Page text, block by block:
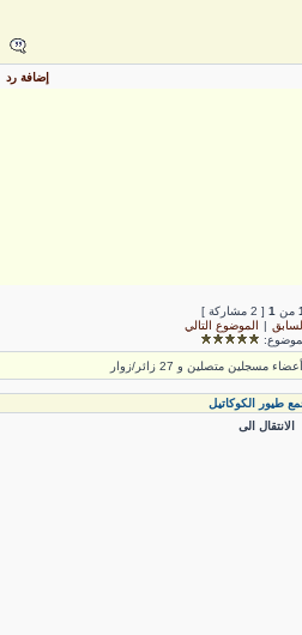
إضافة رد
من [ 2 مشاركة ]
| الموضوع التالي
متصلين و 27 زائر/زوار
طيور الكوكاتيل
الانتقال الى